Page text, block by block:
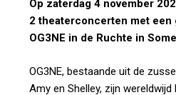
Op zaterdag 4 november
2 theaterconcerten met een
OG3NE in de Ruchte in
OG3NE, bestaande uit de
Amy en Shelley, zijn